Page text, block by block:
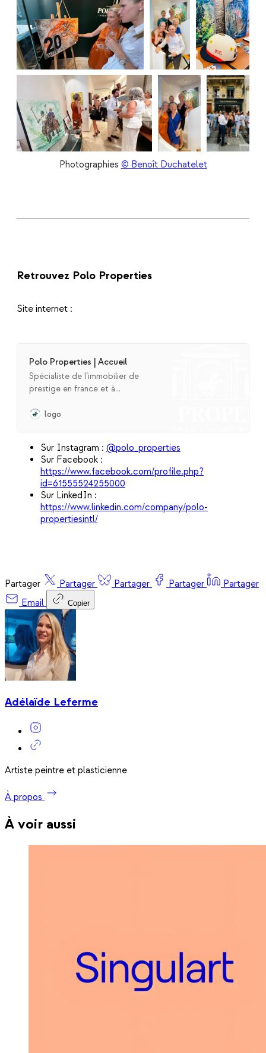
Photographies © Benoît Duchatelet
Retrouvez Polo Properties
Site internet :
Polo Properties | Accueil
Spécialiste de l’immobilier de
prestige en france et à
immobilier, immobilier de luxe,
duplex, penthouse, villa, vue tour
eiffel, italie, californie, los angeles,
dubai, ibiza, luxembourg, ile
maurice,
logo
Sur Instagram : @polo_properties
Sur Facebook :
https://www.facebook.com/profile.php?
id=61555524255000
Sur LinkedIn :
https://www.linkedin.com/company/polo-
propertiesintl/
Partager Partager Partager Partager
Partager
Email
Copier
Adélaïde Leferme
Artiste peintre et plasticienne
À propos
À voir aussi